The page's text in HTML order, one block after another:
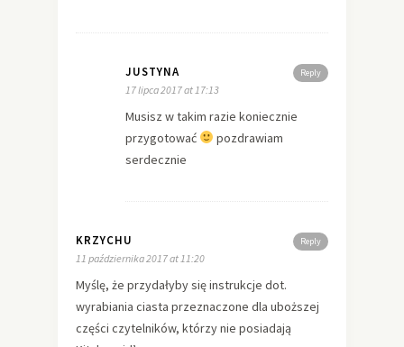
Reply
JUSTYNA
17 lipca 2017 at 17:13
Musisz w takim razie koniecznie
przygotować
pozdrawiam
serdecznie
Reply
KRZYCHU
11 października 2017 at 11:20
Myślę, że przydałyby się instrukcje dot.
wyrabiania ciasta przeznaczone dla uboższej
części czytelników, którzy nie posiadają